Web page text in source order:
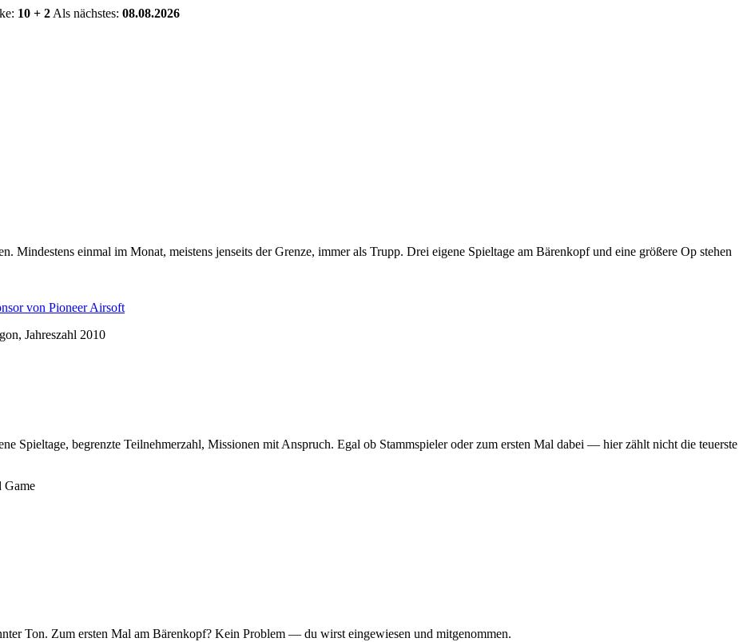
10 + 2 Als nächstes: 08.08.2026
Mindestens einmal im Monat, meistens jenseits der Grenze, immer als Trupp. Drei eigene Spieltage am Bärenkopf und eine größere Op stehen
Spieltage, begrenzte Teilnehmerzahl, Missionen mit Anspruch. Egal ob Stammspieler oder zum ersten Mal dabei — hier zählt nicht die teuerste
Game
Ton. Zum ersten Mal am Bärenkopf? Kein Problem — du wirst eingewiesen und mitgenommen.